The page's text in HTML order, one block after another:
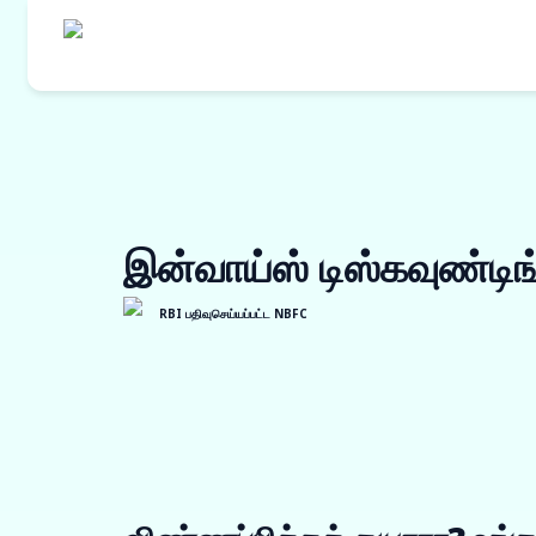
ஒர்க் ஆர்டர்
இன்வாய்ஸ்
RBI பதிவுசெய்யப்பட்ட NBFC